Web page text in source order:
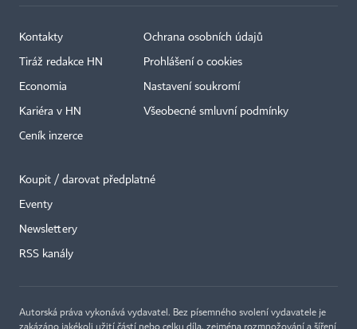
Kontakty
Tiráž redakce HN
Economia
Kariéra v HN
Ceník inzerce
Ochrana osobních údajů
Prohlášení o cookies
Nastavení soukromí
Všeobecné smluvní podmínky
Koupit / darovat předplatné
Eventy
Newslettery
RSS kanály
Autorská práva vykonává vydavatel. Bez písemného svolení vydavatele je